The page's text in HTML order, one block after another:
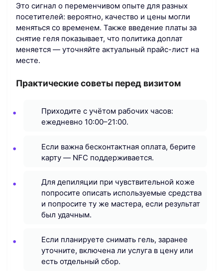
Это сигнал о переменчивом опыте для разных
посетителей: вероятно, качество и цены могли
меняться со временем. Также введение платы за
снятие геля показывает, что политика доплат
меняется — уточняйте актуальный прайс-лист на
месте.
Практические советы перед визитом
Приходите с учётом рабочих часов:
ежедневно 10:00–21:00.
Если важна бесконтактная оплата, берите
карту — NFC поддерживается.
Для депиляции при чувствительной коже
попросите описать используемые средства
и попросите ту же мастера, если результат
был удачным.
Если планируете снимать гель, заранее
уточните, включена ли услуга в цену или
есть отдельный сбор.